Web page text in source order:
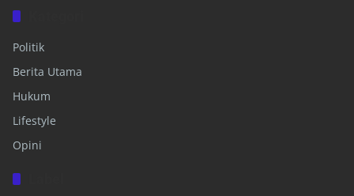
Politik
Berita Utama
Hukum
Lifestyle
Opini